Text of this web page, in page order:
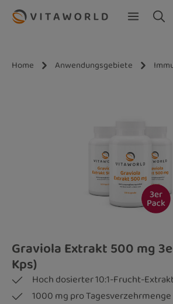
Zum Hauptinhalt springen
Home Anwendungsgebiete
Graviola Extrakt 500 mg
Kps)
Hoch dosierter 10:1-Frucht-
1000 mg pro Tagesverzehrmenge